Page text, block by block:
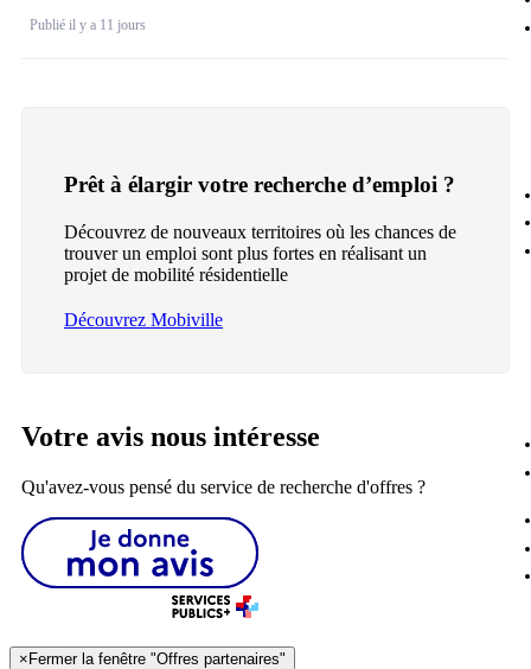
Publié il y a 11 jours
Prêt à élargir votre recherche d’emploi ?
Découvrez de nouveaux territoires où les chances de
trouver un emploi sont plus fortes en réalisant un
projet de mobilité résidentielle
Découvrez Mobiville
Votre avis nous intéresse
Qu'avez-vous pensé du service de recherche d'offres ?
× Fermer la fenêtre "Offres partenaires"